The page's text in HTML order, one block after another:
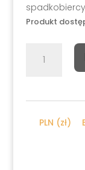
Produkt
Sygnet
Zdzisława
Beksińskiego
PLN (zł)